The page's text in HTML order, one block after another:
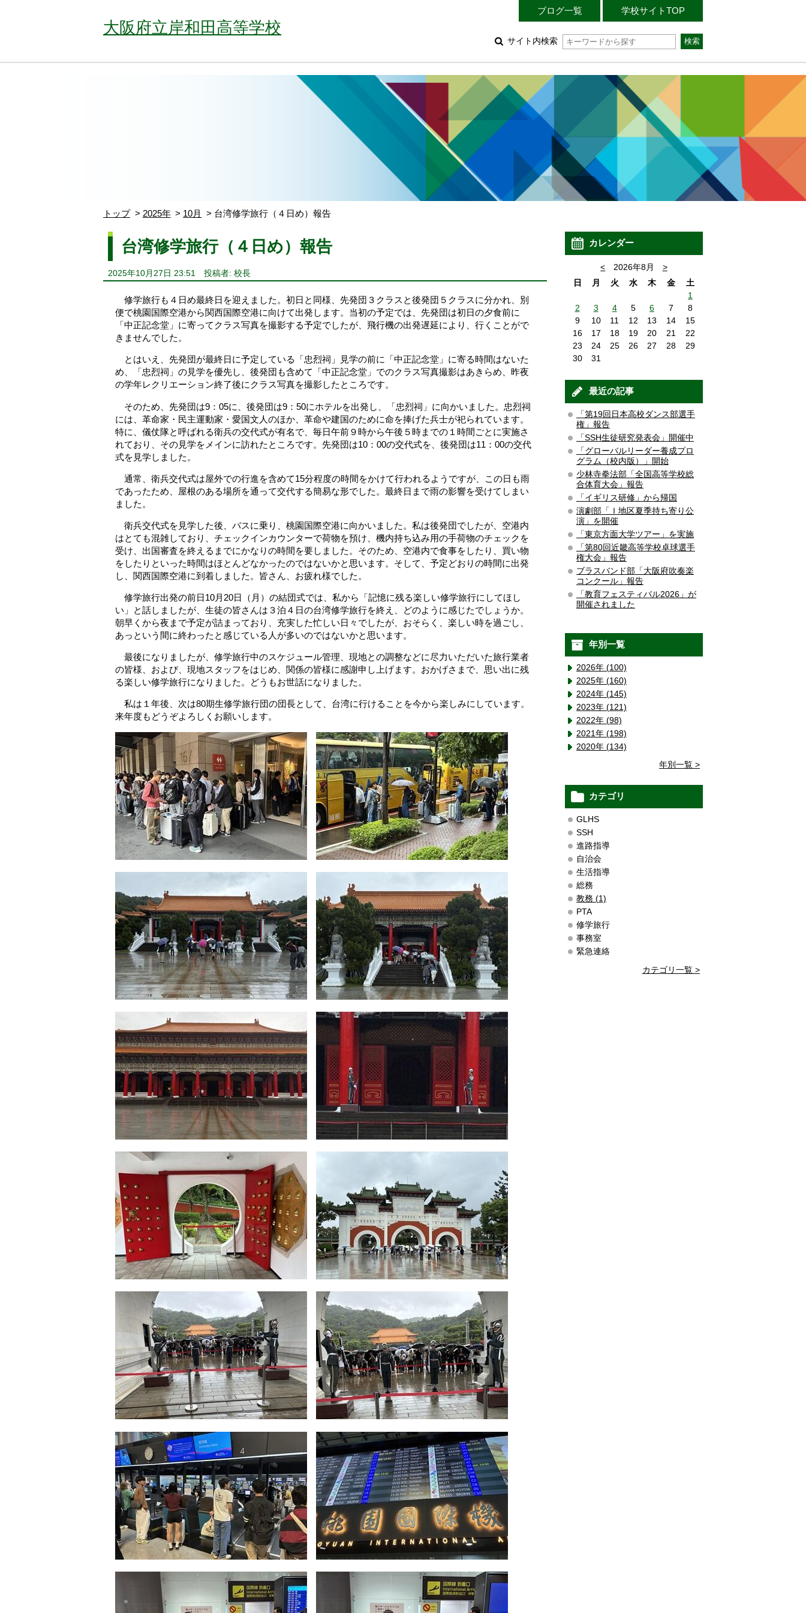
大阪府立岸和田高等学校
ブログ一覧 学校サイトTOP
サイト内検索
トップ 2025年 10月 台湾修学旅行（４日め）報告
台湾修学旅行（４日め）報告
2025年10月27日 23:51 投稿者: 校長
修学旅行も４日め最終日を迎えました。初日と同様、先発団３クラスと後発団５クラスに分かれ、別
便で桃園国際空港から関西国際空港に向けて出発します。当初の予定では、先発団は初日の夕食前に
「中正記念堂」に寄ってクラス写真を撮影する予定でしたが、飛行機の出発遅延により、行くことがで
きませんでした。
とはいえ、先発団が最終日に予定している「忠烈祠」見学の前に「中正記念堂」に寄る時間はないた
め、「忠烈祠」の見学を優先し、後発団も含めて「中正記念堂」でのクラス写真撮影はあきらめ、昨夜
の学年レクリエーション終了後にクラス写真を撮影したところです。
そのため、先発団は9：05に、後発団は9：50にホテルを出発し、「忠烈祠」に向かいました。忠烈祠
には、革命家・民主運動家・愛国文人のほか、革命や建国のために命を捧げた兵士が祀られています。
特に、儀仗隊と呼ばれる衛兵の交代式が有名で、毎日午前９時から午後５時までの１時間ごとに実施さ
れており、その見学をメインに訪れたところです。先発団は10：00の交代式を、後発団は11：00の交代
式を見学しました。
通常、衛兵交代式は屋外での行進を含めて15分程度の時間をかけて行われるようですが、この日も雨
であったため、屋根のある場所を通って交代する簡易な形でした。最終日まで雨の影響を受けてしまい
ました。
衛兵交代式を見学した後、バスに乗り、桃園国際空港に向かいました。私は後発団でしたが、空港内
はとても混雑しており、チェックインカウンターで荷物を預け、機内持ち込み用の手荷物のチェックを
受け、出国審査を終えるまでにかなりの時間を要しました。そのため、空港内で食事をしたり、買い物
をしたりといった時間はほとんどなかったのではないかと思います。そして、予定どおりの時間に出発
し、関西国際空港に到着しました。皆さん、お疲れ様でした。
修学旅行出発の前日10月20日（月）の結団式では、私から「記憶に残る楽しい修学旅行にしてほし
い」と話しましたが、生徒の皆さんは３泊４日の台湾修学旅行を終え、どのように感じたでしょうか。
朝早くから夜まで予定が詰まっており、充実した忙しい日々でしたが、おそらく、楽しい時を過ごし、
あっという間に終わったと感じている人が多いのではないかと思います。
最後になりましたが、修学旅行中のスケジュール管理、現地との調整などに尽力いただいた旅行業者
の皆様、および、現地スタッフをはじめ、関係の皆様に感謝申し上げます。おかげさまで、思い出に残
る楽しい修学旅行になりました。どうもお世話になりました。
私は１年後、次は80期生修学旅行団の団長として、台湾に行けることを今から楽しみにしています。
来年度もどうぞよろしくお願いします。
カレンダー
< 2026年8月
>
日
月 火 水 木 金
土
1
2
3 4 5 6 7
8
9
10 11 12 13 14
15
16
17 18 19 20 21
22
23
24 25 26 27 28
29
30
31
最近の記事
「第19回日本高校ダンス部選手
権」報告
「SSH生徒研究発表会」開催中
「グローバルリーダー養成プロ
グラム（校内版）」開始
少林寺拳法部「全国高等学校総
合体育大会」報告
「イギリス研修」から帰国
演劇部「Ｉ地区夏季持ち寄り公
演」を開催
「東京方面大学ツアー」を実施
「第80回近畿高等学校卓球選手
権大会」報告
ブラスバンド部「大阪府吹奏楽
コンクール」報告
「教育フェスティバル2026」が
開催されました
年別一覧
2026年 (100)
2025年 (160)
2024年 (145)
2023年 (121)
2022年 (98)
2021年 (198)
2020年 (134)
年別一覧 >
カテゴリ
GLHS
SSH
進路指導
自治会
生活指導
総務
教務 (1)
PTA
修学旅行
事務室
緊急連絡
カテゴリ一覧 >